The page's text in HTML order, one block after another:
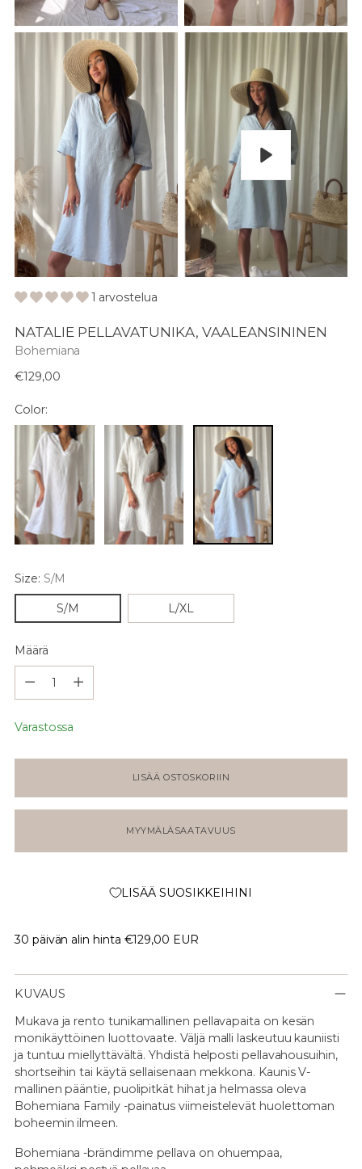
Pelaa
1 arvostelua
NATALIE PELLAVATUNIKA, VAALEANSININEN
Bohemiana
Normaali
€129,00
Color:
Size: S/M
S/M L/XL
Määrä
Varastossa
LISÄÄ OSTOSKORIIN
MYYMÄLÄSAATAVUUS
LISÄÄ SUOSIKKEIHINI
30 päivän alin hinta €129,00 EUR
KUVAUS
Mukava ja rento tunikamallinen pellavapaita on kesän
monikäyttöinen luottovaate. Väljä malli laskeutuu kauniisti
ja tuntuu miellyttävältä. Yhdistä helposti pellavahousuihin,
shortseihin tai käytä sellaisenaan mekkona. Kaunis V-
mallinen pääntie, puolipitkät hihat ja helmassa oleva
Bohemiana Family -painatus viimeistelevät huolettoman
boheemin ilmeen.
Bohemiana -brändimme pellava on ohuempaa,